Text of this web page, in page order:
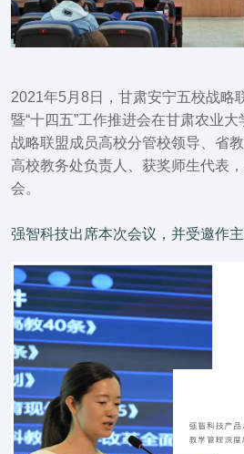
2021年5月8日，甘肃安宁五校战略
暨“十四五”工作推进会在甘肃农业
战略联盟成员高校分管校领导、省
高校教务处负责人、获奖师生代表
会。
强智科技出席本次会议，并受邀作